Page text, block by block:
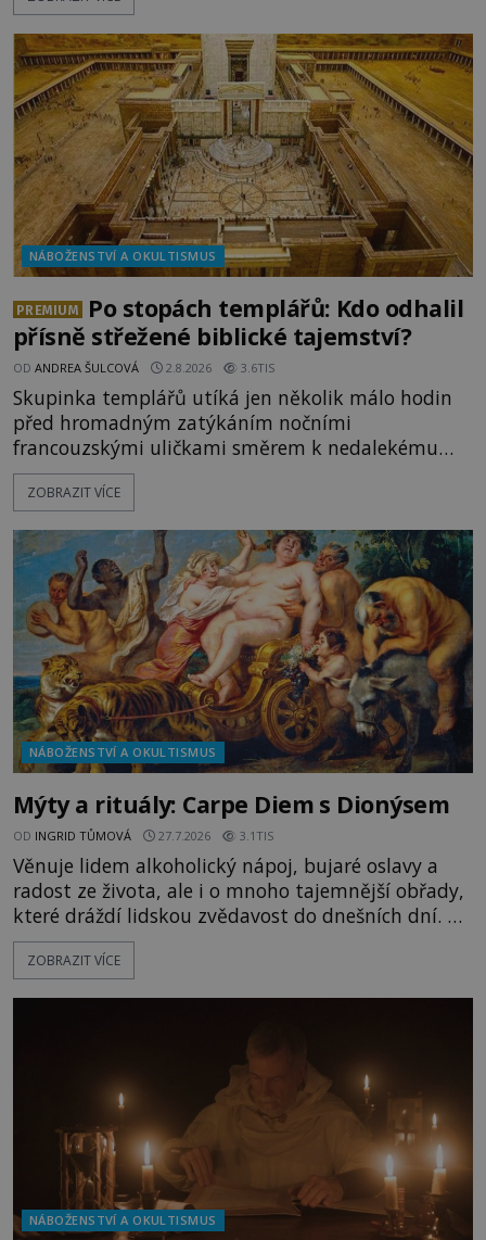
osobností ochraňují? Na hřbitově u kláštera
Milosrdných
NÁBOŽENSTVÍ A OKULTISMUS
PREMIUM
Po stopách templářů: Kdo odhalil
přísně střežené biblické tajemství?
OD ANDREA ŠULCOVÁ 2.8.2026 3.6TIS
Skupinka templářů utíká jen několik málo hodin
před hromadným zatýkáním nočními
francouzskými uličkami směrem k nedalekému
přístavu. Jeden z nich má přes ramena ranec s
tajemným obsahem. Kapitán lodi už na ně čeká.
vyplouváme,“ sdělí jim. „Kam máme namířeno,
kapitáne?“ zeptá se ho jeden z templářů. „Do Sk
ZOBRAZIT VÍCE
NÁBOŽENSTVÍ A OKULTISMUS
Mýty a rituály: Carpe Diem s Dionýsem
OD INGRID TŮMOVÁ 27.7.2026 3.1TIS
Věnuje lidem alkoholický nápoj, bujaré oslavy a
radost ze života, ale i o mnoho tajemnější obřady,
které dráždí lidskou zvědavost do dnešních dní. Co
doopravdy představuje bůh, jemuž Římané říkají
Bakchus? Mytologický příběh řeckého boha
ZOBRAZIT VÍCE
NÁBOŽENSTVÍ A OKULTISMUS